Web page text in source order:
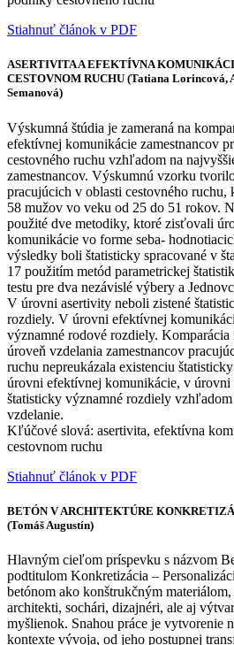
Stiahnuť článok v PDF
ASERTIVITA A EFEKTÍVNA
CESTOVNOM RUCHU (Tatiana Lorincová,
Semanová)
Výskumná štúdia je zameraná na
efektívnej komunikácie zamestnancov
cestovného ruchu vzhľadom na
zamestnancov. Výskumnú vzorku
pracujúcich v oblasti cestovného ruchu,
58 mužov vo veku od 25 do 51 rokov.
použité dve metodiky, ktoré zisťovali
komunikácie vo forme seba-
výsledky boli štatisticky spracované v
17 použitím metód parametrickej
testu pre dva nezávislé výbery a
V úrovni asertivity neboli zistené
rozdiely. V úrovni efektívnej
významné rodové rozdiely.
úroveň vzdelania zamestnancov
ruchu nepreukázala existenciu
úrovni efektívnej komunikácie, v úrovni
štatisticky významné rozdiely
vzdelanie.
Kľúčové slová: asertivita, efektívna
cestovnom ruchu
Stiahnuť článok v PDF
BETÓN V ARCHITEKTÚRE
(Tomáš Augustín)
Hlavným cieľom príspevku s názvom
podtitulom Konkretizácia –
betónom ako konštrukčným
architekti, sochári, dizajnéri, ale aj
myšlienok. Snahou práce je vytvorenie
kontexte vývoja, od jeho postupnej